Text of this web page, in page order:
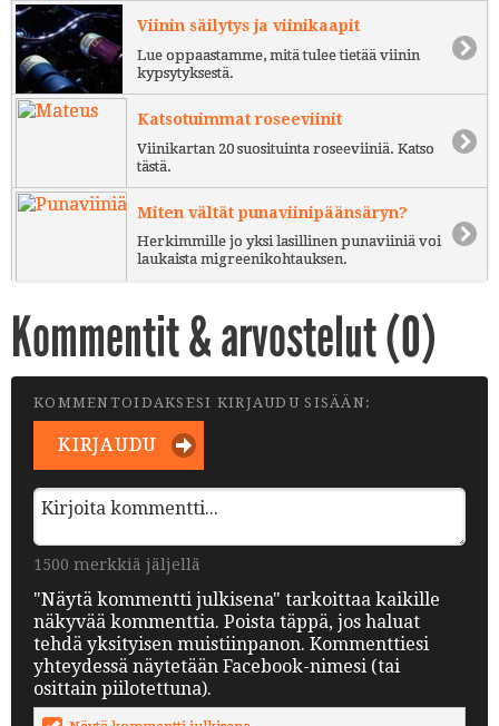
Viinin säilytys ja viinikaapit
Lue oppaastamme, mitä tulee tietää viinin
kypsytyksestä.
Katsotuimmat roseeviinit
Viinikartan 20 suosituinta roseeviiniä. Katso
tästä.
Miten vältät punaviinipäänsäryn?
Herkimmille jo yksi lasillinen punaviiniä voi
laukaista migreenikohtauksen.
Kommentit & arvostelut (0)
KOMMENTOIDAKSESI KIRJAUDU SISÄÄN:
KIRJAUDU
1500 merkkiä jäljellä
"Näytä kommentti julkisena" tarkoittaa kaikille
näkyvää kommenttia. Poista täppä, jos haluat
tehdä yksityisen muistiinpanon. Kommenttiesi
yhteydessä näytetään Facebook-nimesi (tai
osittain piilotettuna).